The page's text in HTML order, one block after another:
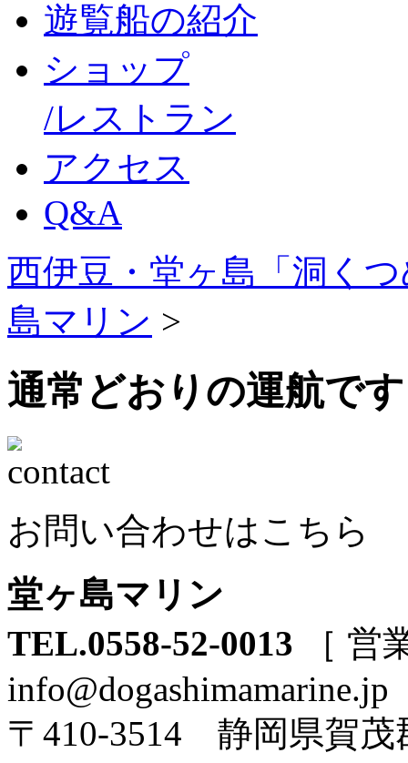
遊覧船の紹介
ショップ
/レストラン
アクセス
Q&A
西伊豆・堂ヶ島「洞く
島マリン >
通常どおりの運航で
お問い合わせはこちら
堂ヶ島マリン
TEL.0558-52-0013
［
info@dogashimamarine.jp
〒410-3514 静岡県賀茂